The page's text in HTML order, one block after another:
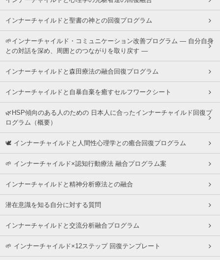
インナーチャイルドと聖書の神との回復プログラム
🌱インナーチャイルド・コミュニケーション改善プログラム ― 自分自身
との対話を深め、周囲とのつながりを取り戻す ―
インナーチャイルドと森田療法の融合回復プログラム
インナーチャイルドと自暴自棄を癒すセルフワークシート
🌿HSP傾向のある人のための 日本人に合ったインナーチャイルド回復プ
ログラム（概要）
🕊 インナーチャイルドと人間性心理学との癒合回復プログラム
🌱 インナーチャイルド×認知行動療法 融合プログラム案
インナーチャイルドと精神分析療法との融合
潜在意識を知る自分に対する質問
インナーチャイルドと交流分析融合プログラム
🌱 インナーチャイルド×12ステップ 回復テンプレート